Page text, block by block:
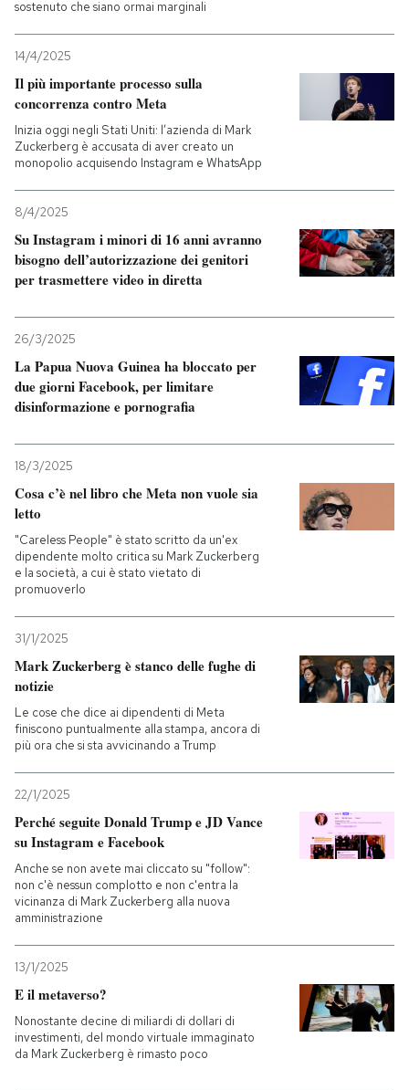
sostenuto che siano ormai marginali
14/4/2025
Il più importante processo sulla
concorrenza contro Meta
Inizia oggi negli Stati Uniti: l’azienda di Mark
Zuckerberg è accusata di aver creato un
monopolio acquisendo Instagram e WhatsApp
8/4/2025
Su Instagram i minori di 16 anni avranno
bisogno dell’autorizzazione dei genitori
per trasmettere video in diretta
26/3/2025
La Papua Nuova Guinea ha bloccato per
due giorni Facebook, per limitare
disinformazione e pornografia
18/3/2025
Cosa c’è nel libro che Meta non vuole sia
letto
"Careless People" è stato scritto da un'ex
dipendente molto critica su Mark Zuckerberg
e la società, a cui è stato vietato di
promuoverlo
31/1/2025
Mark Zuckerberg è stanco delle fughe di
notizie
Le cose che dice ai dipendenti di Meta
finiscono puntualmente alla stampa, ancora di
più ora che si sta avvicinando a Trump
22/1/2025
Perché seguite Donald Trump e JD Vance
su Instagram e Facebook
Anche se non avete mai cliccato su "follow":
non c'è nessun complotto e non c'entra la
vicinanza di Mark Zuckerberg alla nuova
amministrazione
13/1/2025
E il metaverso?
Nonostante decine di miliardi di dollari di
investimenti, del mondo virtuale immaginato
da Mark Zuckerberg è rimasto poco